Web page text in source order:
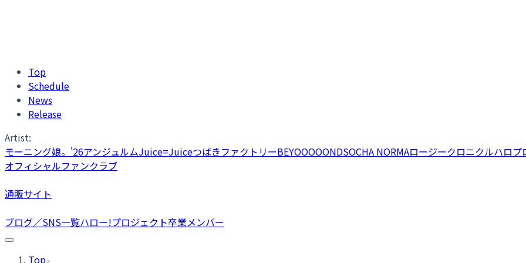
Top
Schedule
News
Release
Artist:
モーニング娘。'26アンジュルムJuice=JuiceつばきファクトリーBEYOOOOONDSOCHA NORMAロージークロニクルハロプ
オフィシャルファンクラブ
通販サイト
ブログ／SNS一覧ハロー!プロジェクト卒業メンバー
Top